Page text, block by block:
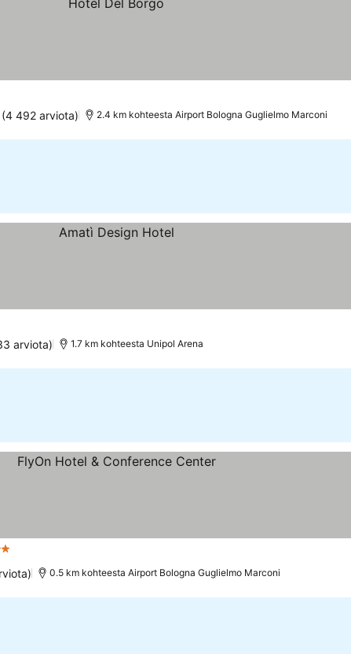
(4 492 arviota) 2.4 km kohteesta Airport Bologna Guglielmo Marconi
arviota) 1.7 km kohteesta Unipol Arena
0.5 km kohteesta Airport Bologna Guglielmo Marconi